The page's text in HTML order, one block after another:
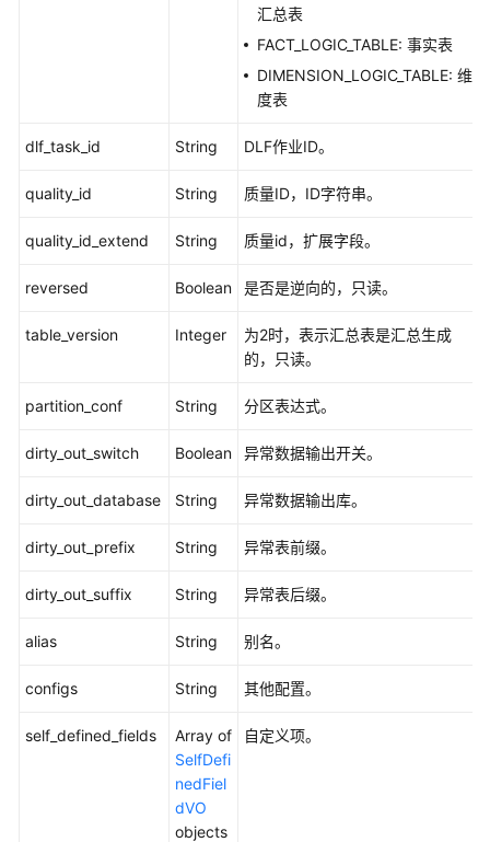
品
语
责
共
务
级
议
皮
资
源
支
汇总表
FACT_LOGIC_TABLE: 事实表
DIMENSION_LOGIC_TABLE: 维
度表
dlf_task_id String DLF作业ID。
quality_id String 质量ID，ID字符串。
quality_id_extend String 质量id，扩展字段。
reversed Boolean 是否是逆向的，只读。
table_version Integer
为2时，表示汇总表是汇总生成
的，只读。
partition_conf String 分区表达式。
dirty_out_switch Boolean 异常数据输出开关。
dirty_out_database String 异常数据输出库。
dirty_out_prefix String 异常表前缀。
dirty_out_suffix String 异常表后缀。
alias String 别名。
configs String 其他配置。
self_defined_fields
Array of
SelfDefi
nedFiel
dVO
objects
自定义项。